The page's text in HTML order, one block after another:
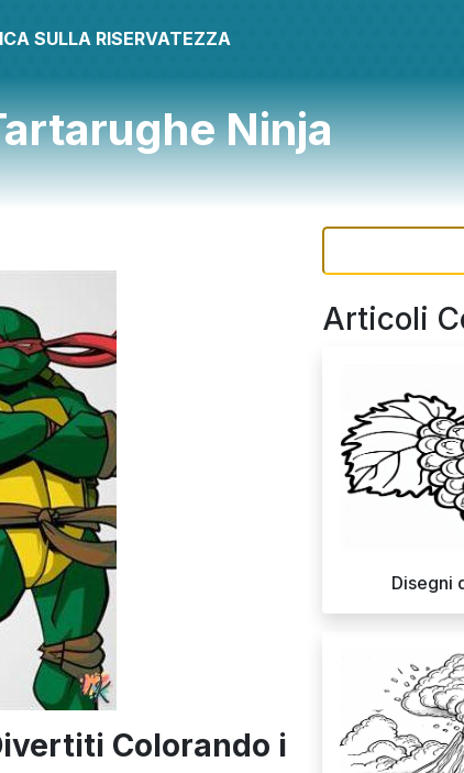
SULLA RISERVATEZZA
Ninja
Colorando i
Articoli
Disegni